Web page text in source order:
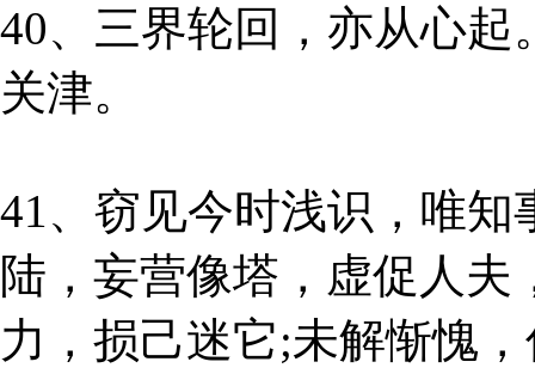
40、三界轮回，亦从心
关津。
41、窃见今时浅识，唯
陆，妄营像塔，虚促人
力，损己迷它;未解惭愧